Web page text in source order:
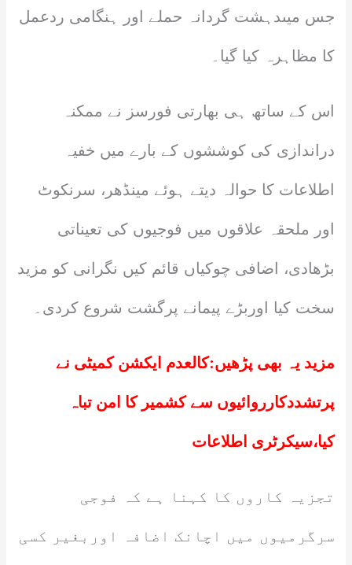
جس میںدہشت گردانہ حملے اور ہنگامی ردعمل
کا مظاہرہ کیا گیا۔
اس کے ساتھ ہی بھارتی فورسز نے ممکنہ
دراندازی کی کوششوں کے بارے میں خفیہ
اطلاعات کا حوالہ دیتے ہوئے مینڈھر، سرنکوٹ
اور ملحقہ علاقوں میں فوجیوں کی تعیناتی
بڑھادی، اضافی چوکیاں قائم کیں نگرانی کو مزید
سخت کیا اوربڑے پیمانے پرگشت شروع کردی۔
مزید یہ بھی پڑھیں:کالعدم ایکشن کمیٹی نے
پرتشددکارروائیوں سے کشمیر کا امن تباہ
کیا،سیکرٹری اطلاعات
تجزیہ کاروں کا کہنا ہے کہ فوجی
سرگرمیوں میں اچانک اضافہ اوربغیر کسی